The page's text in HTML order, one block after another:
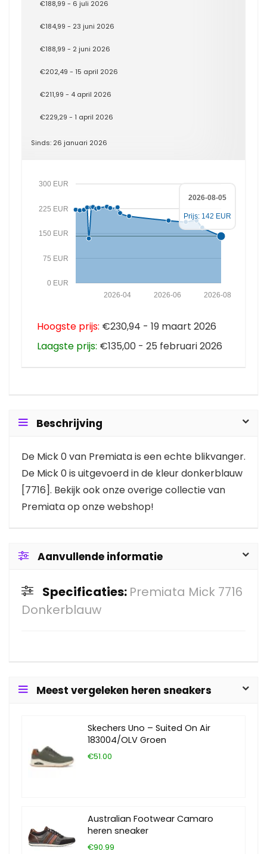
€188,99 - 6 juli 2026
€184,99 - 23 juni 2026
€188,99 - 2 juni 2026
€202,49 - 15 april 2026
€211,99 - 4 april 2026
€229,29 - 1 april 2026
Sinds: 26 januari 2026
0 EUR
75 EUR
150 EUR
225 EUR
300 EUR
2026-08
2026-06
2026-04
2026-08-05
Prijs: 142 EUR
Hoogste prijs: €230,94 - 19 maart 2026
Laagste prijs: €135,00 - 25 februari 2026
Beschrijving
De Mick 0 van Premiata is een echte blikvanger.
De Mick 0 is uitgevoerd in de kleur donkerblauw
[7716]. Bekijk ook onze overige collectie van
Premiata op onze webshop!
Aanvullende informatie
Specificaties: Premiata Mick 7716
Donkerblauw
Meest vergeleken heren sneakers
Skechers Uno – Suited On Air
183004/OLV Groen
€51.00
Australian Footwear Camaro
heren sneaker
€90.99